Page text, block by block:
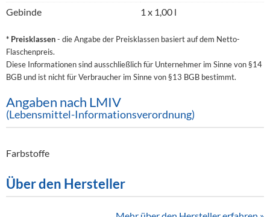
Gebinde
1 x 1,00 l
* Preisklassen- die Angabe der Preisklassen basiert auf dem Netto-
Flaschenpreis.
Diese Informationen sind ausschließlich für Unternehmer im Sinne von §14
BGB und ist nicht für Verbraucher im Sinne von §13 BGB bestimmt.
Angaben nach LMIV
(Lebensmittel-Informationsverordnung)
Farbstoffe
Über den Hersteller